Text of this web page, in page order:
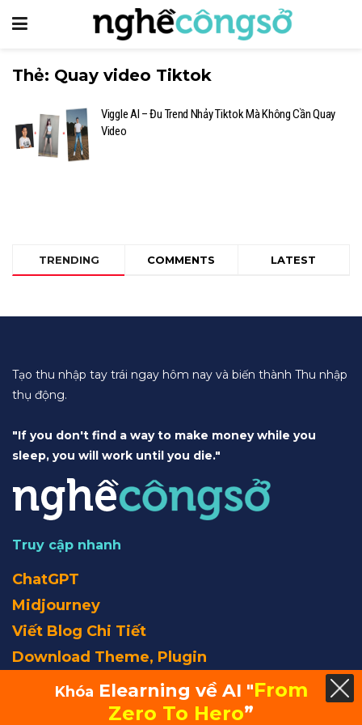
Thẻ: Quay video Tiktok
Viggle AI – Đu Trend Nhảy Tiktok Mà Không Cần Quay
Video
TRENDING COMMENTS LATEST
Tạo thu nhập tay trái ngay hôm nay và biến thành Thu nhập
thụ động.
"If you don't find a way to make money while you
sleep, you will work until you die."
Truy cập nhanh
ChatGPT
Midjourney
Viết Blog Chi Tiết
Download Theme, Plugin
Khóa Elearning về AI "From
Zero To Hero”